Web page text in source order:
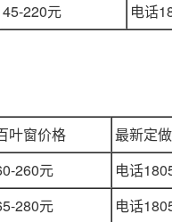
45-220元 电话
叶窗价格 最新定
260元 电话
280元 电话